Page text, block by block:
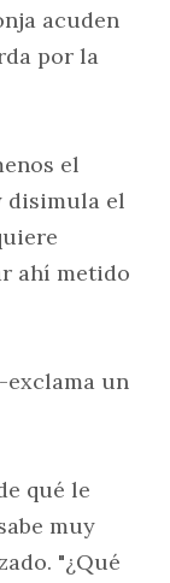
acuden
por la
el
disimula el
ahí metido
exclama un
qué le
muy
"¿Qué